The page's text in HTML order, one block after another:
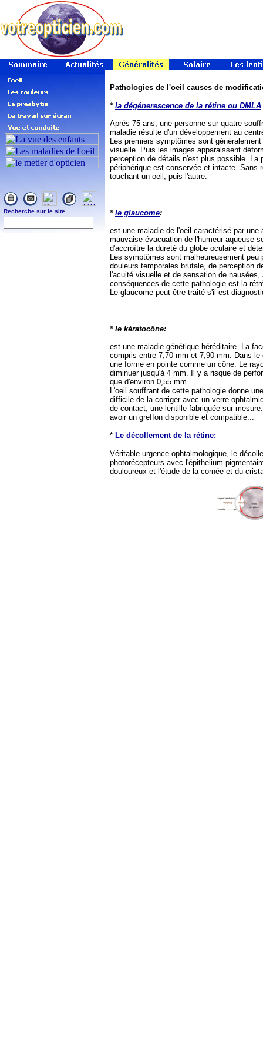
Pathologies de l'oeil causes de
* la dégénerescence de la rétine ou DMLA
Aprés 75 ans, une personne sur quatre
maladie résulte d'un développement au
Les premiers symptômes sont
visuelle. Puis les images apparaissent
perception de détails n'est plus possible.
périphérique est conservée et intacte. Sans
touchant un oeil, puis l'autre.
* le glaucome:
est une maladie de l'oeil caractérisé par
mauvaise évacuation de l'humeur aqueuse
d'accroître la dureté du globe oculaire et
Les symptômes sont malheureusement
douleurs temporales brutale, de perception
l'acuité visuelle et de sensation de
conséquences de cette pathologie est la
Le glaucome peut-être traité s'il est
* le kératocône:
est une maladie génétique héréditaire. La
compris entre 7,70 mm et 7,90 mm. Dans
une forme en pointe comme un cône. Le
diminuer jusqu'à 4 mm. Il y a risque de
que d'environ 0,55 mm.
L'oeil souffrant de cette pathologie donne
difficile de la corriger avec un verre
de contact; une lentille fabriquée sur
avoir un greffon disponible et compatible...
* Le décollement de la rétine:
Véritable urgence ophtalmologique, le
photorécepteurs avec l'épithelium
douloureux et l'étude de la cornée et du
Recherche sur le site